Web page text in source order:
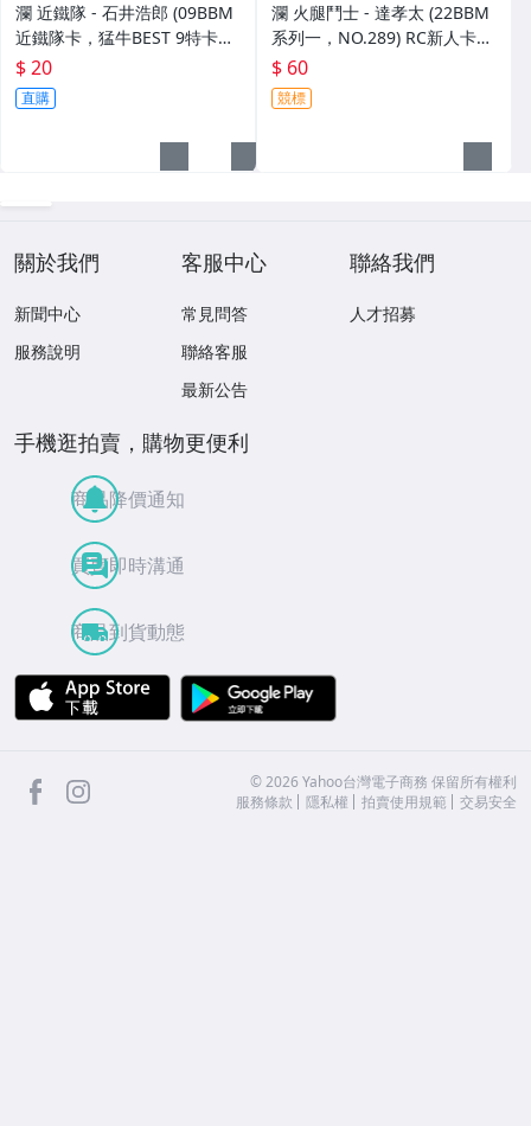
瀾 近鐵隊 - 石井浩郎 (09BBM
近鐵隊卡，猛牛BEST 9特卡，
NO.B3) 狼主
$ 20
直購
瀾 火腿鬥士 - 達孝太 (22BBM
系列一，NO.289) RC新人卡
亮面卡
$ 60
競標
關於我們
新聞中心
服務說明
客服中心
常見問答
聯絡客服
最新公告
聯絡我們
人才招募
手機逛拍賣，購物更便利
商品降價通知
買賣即時溝通
商品到貨動態
APP Store
facebook ©2026 Yahoo台灣電子商務 保留所有權利
服務條款
隱私權 拍賣使用規範 交易安全